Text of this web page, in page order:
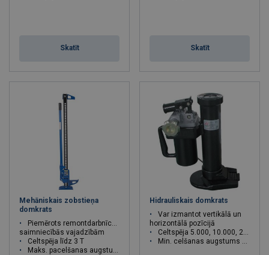
Skatīt Skatīt
Mehāniskais zobstieņa
domkrats
Piemērots remontdarbnīcām,
saimniecībās vajadzībām
Celtspēja līdz 3 T
Maks. pacelšanas augstums 1325 mm
Hidrauliskais domkrats
Var izmantot vertikālā un
horizontālā pozīcijā
Celtspēja 5.000, 10.000, 25.000 kg
Min. celšanas augstums 25 mm